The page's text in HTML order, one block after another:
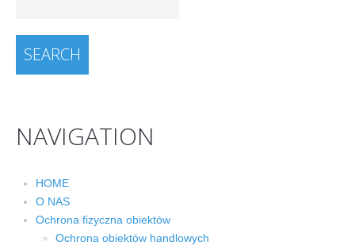
NAVIGATION
HOME
O NAS
Ochrona fizyczna obiektów
Ochrona obiektów handlowych